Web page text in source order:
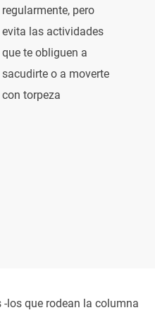
regularmente, pero
evita las actividades
que te obliguen a
sacudirte o a moverte
con torpeza
los que rodean la columna